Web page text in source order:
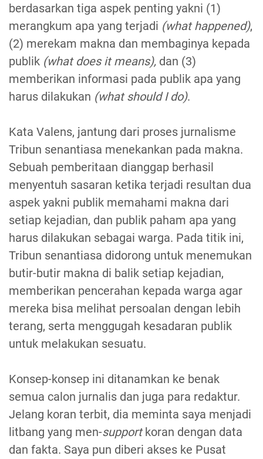
berdasarkan tiga aspek penting yakni (1)
merangkum apa yang terjadi (what happened),
(2) merekam makna dan membaginya kepada
publik (what does it means), dan (3)
memberikan informasi pada publik apa yang
harus dilakukan (what should I do).
Kata Valens, jantung dari proses jurnalisme
Tribun senantiasa menekankan pada makna.
Sebuah pemberitaan dianggap berhasil
menyentuh sasaran ketika terjadi resultan dua
aspek yakni publik memahami makna dari
setiap kejadian, dan publik paham apa yang
harus dilakukan sebagai warga. Pada titik ini,
Tribun senantiasa didorong untuk menemukan
butir-butir makna di balik setiap kejadian,
memberikan pencerahan kepada warga agar
mereka bisa melihat persoalan dengan lebih
terang, serta menggugah kesadaran publik
untuk melakukan sesuatu.
Konsep-konsep ini ditanamkan ke benak
semua calon jurnalis dan juga para redaktur.
Jelang koran terbit, dia meminta saya menjadi
litbang yang men-supportkoran dengan data
dan fakta. Saya pun diberi akses ke Pusat